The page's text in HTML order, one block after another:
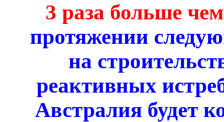
3 раза больше
протяжении
на
реактивных
Австралия будет